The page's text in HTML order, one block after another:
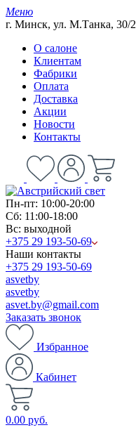
Меню
г. Минск, ул. М.Танка, 30/2
О салоне
Клиентам
Фабрики
Оплата
Доставка
Акции
Новости
Контакты
Пн-пт: 10:00-20:00
Сб: 11:00-18:00
Вс: выходной
+375 29 193-50-69
Наши контакты
+375 29 193-50-69
asvetby
asvetby
asvet.by@gmail.com
Заказать звонок
Избранное
Кабинет
0.00 руб.